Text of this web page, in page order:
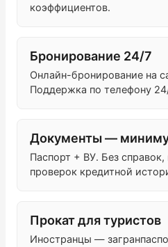
коэффициентов.
Бронирование 24/7
Онлайн-бронирование на
Поддержка по телефону
Документы —
Паспорт + ВУ. Без справок,
проверок кредитной
Прокат для туристов
Иностранцы —